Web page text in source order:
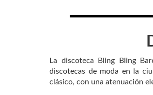
La discoteca Bling Bling
discotecas de moda en la
clásico, con una atenuación